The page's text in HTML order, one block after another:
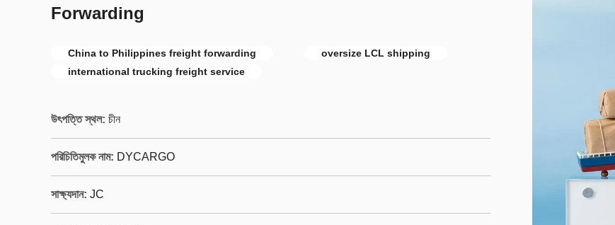
Forwarding
China to Philippines freight forwarding
oversize LCL shipping
international trucking freight service
উৎপত্তি স্থল: চীন
পরিচিতিমুলক নাম: DYCARGO
সাক্ষ্যদান: JC